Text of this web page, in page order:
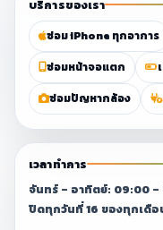
บริการของเรา
ซ่อม iPhone ทุกอาการ
ซ่อมหน้าจอแตก
ซ่อมปัญหากล้อง
เวลาทำการ
จันทร์ – อาทิตย์: 09:00
ปิดทุกวันที่ 16 ของทุกเดือ